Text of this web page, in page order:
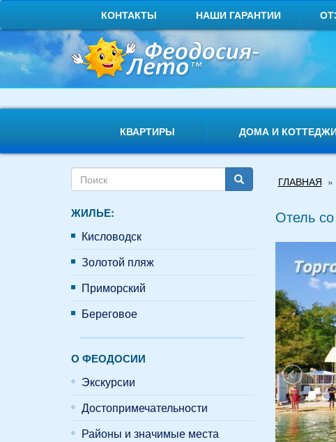
основному
содержанию
КОНТАКТЫ НАШИ ГАРАНТИИ
КВАРТИРЫ ДОМА И
Форма
поиска
ЖИЛЬЕ:
Кисловодск
Золотой пляж
Приморский
Береговое
О ФЕОДОСИИ
Экскурсии
Достопримечательности
Районы и значимые места
здесь
ГЛАВНАЯ »
Отель